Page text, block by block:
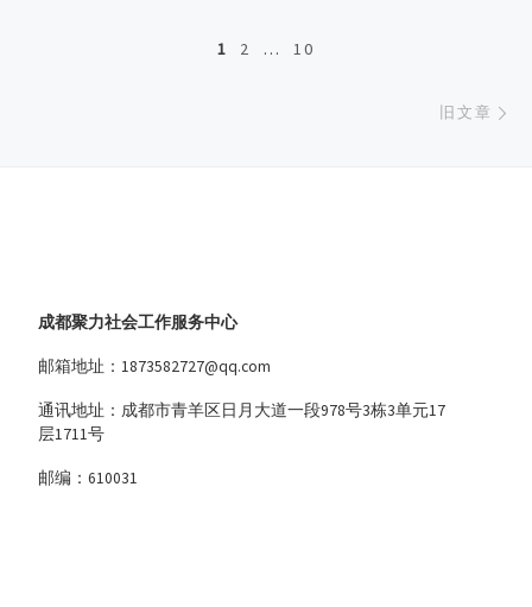
1 2 … 10
旧文章
成都聚力社会工作服务中心
邮箱地址：1873582727@qq.com
通讯地址：成都市青羊区日月大道一段978号3栋3单元17
层1711号
邮编：610031